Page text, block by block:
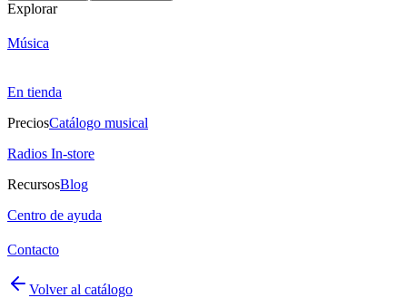
Explorar
Música
En tienda
PreciosCatálogo musical
Radios In-store
RecursosBlog
Centro de ayuda
Contacto
Volver al catálogo